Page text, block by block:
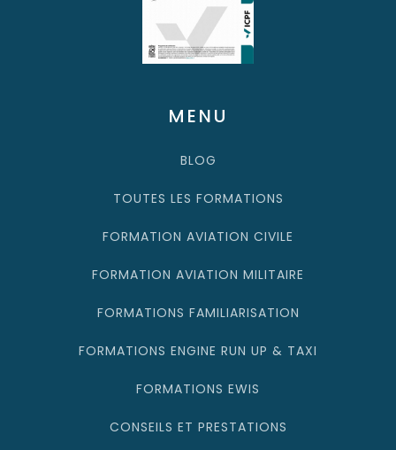
MENU
BLOG
TOUTES LES FORMATIONS
FORMATION AVIATION CIVILE
FORMATION AVIATION MILITAIRE
FORMATIONS FAMILIARISATION
FORMATIONS ENGINE RUN UP & TAXI
FORMATIONS EWIS
CONSEILS ET PRESTATIONS